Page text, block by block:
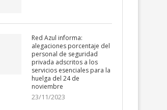
Red Azul informa:
alegaciones porcentaje del
personal de seguridad
privada adscritos a los
servicios esenciales para la
huelga del 24 de
noviembre
23/11/2023